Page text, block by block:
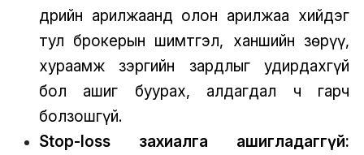
Өдрийн арилжаанд олон арилжаа хийдэг
тул брокерын шимтгэл, ханшийн зөрүү,
хураамж зэргийн зардлыг удирдахгүй
бол ашиг буурах, алдагдал ч гарч
болзошгүй.
Stop-loss захиалга ашигладаггүй: